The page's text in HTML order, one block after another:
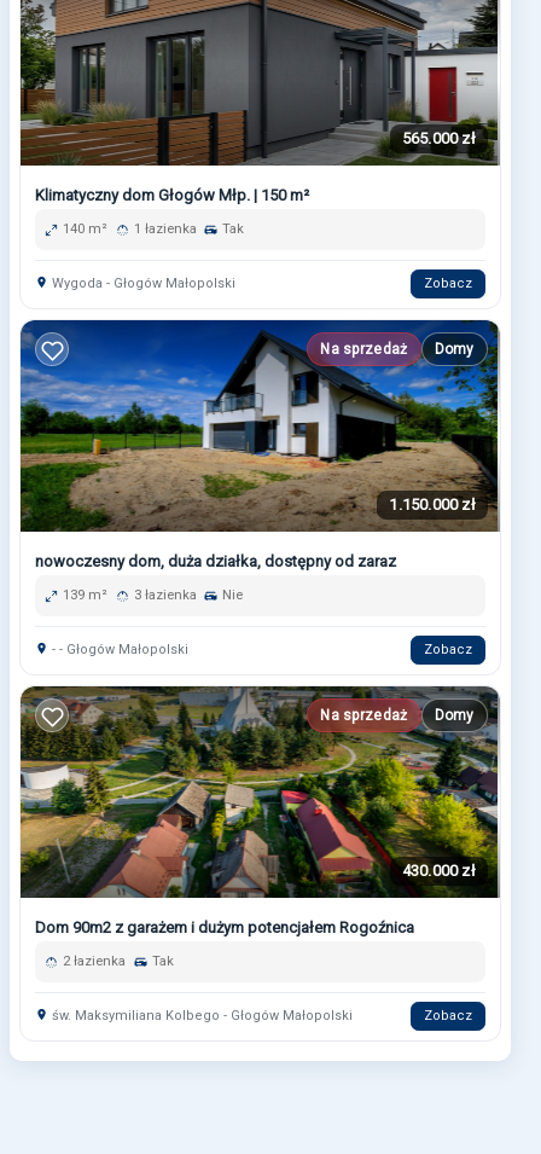
565.000 zł
Klimatyczny dom Głogów Młp. | 150 m²
140 m² 1 łazienka Tak
Wygoda - Głogów Małopolski Zobacz
Na sprzedaż Domy
1.150.000 zł
nowoczesny dom, duża działka, dostępny od zaraz
139 m² 3 łazienka Nie
- - Głogów Małopolski Zobacz
Na sprzedaż Domy
430.000 zł
Dom 90m2 z garażem i dużym potencjałem Rogoźnica
2 łazienka Tak
św. Maksymiliana Kolbego - Głogów Małopolski Zobacz